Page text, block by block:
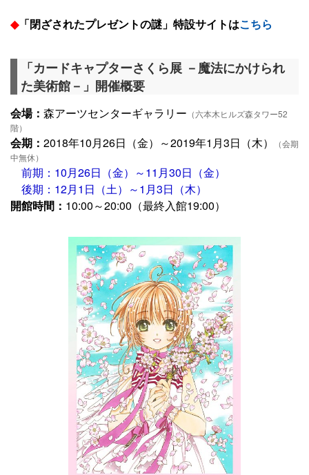
◆「閉ざされたプレゼントの謎」特設サイトはこちら
「カードキャプターさくら展 －魔法にかけられ
た美術館－」開催概要
会場： 森アーツセンターギャラリー （六本木ヒルズ森タワー52
階）
会期： 2018年10月26日（金）～2019年1月3日（木）
（会期
中無休）
前期：10月26日（金）～11月30日（金）
後期：12月1日（土）～1月3日（木）
開館時間： 10:00～20:00（最終入館19:00）